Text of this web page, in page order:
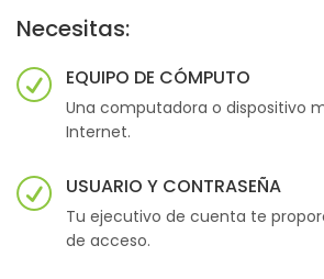
Necesitas:
EQUIPO DE CÓMPUTO
Una computadora o dispositivo
Internet.
USUARIO Y CONTRASEÑA
Tu ejecutivo de cuenta te
de acceso.